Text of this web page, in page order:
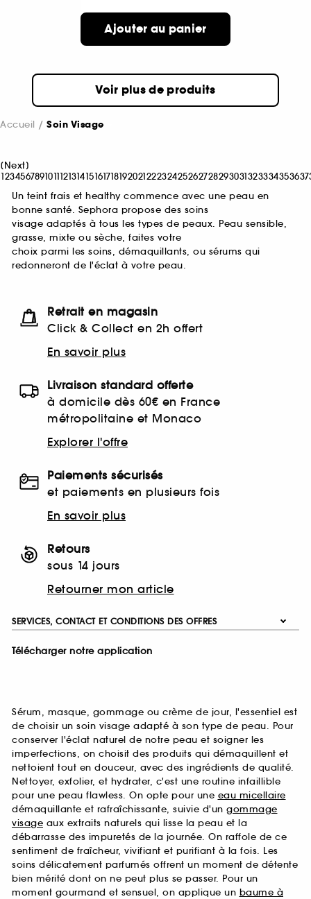
Ajouter au panier
Voir plus de produits
Accueil Soin Visage
[Next]
12345678910111213141516171819202122232425262728293031323334353637
Un teint frais et healthy commence avec une peau en
bonne santé. Sephora propose des soins
visage adaptés à tous les types de peaux. Peau sensible,
grasse, mixte ou sèche, faites votre
choix parmi les soins, démaquillants, ou sérums qui
redonneront de l'éclat à votre peau.
Retrait en magasin
Click & Collect en 2h offert
En savoir plus
Livraison standard offerte
à domicile dès 60€ en France
métropolitaine et Monaco
Explorer l'offre
Paiements sécurisés
et paiements en plusieurs fois
En savoir plus
Retours
sous 14 jours
Retourner mon article
SERVICES, CONTACT ET CONDITIONS DES OFFRES
Télécharger notre application
Sérum, masque, gommage ou crème de jour, l'essentiel est
de choisir un soin visage adapté à son type de peau. Pour
conserver l'éclat naturel de notre peau et soigner les
imperfections, on choisit des produits qui démaquillent et
nettoient tout en douceur, avec des ingrédients de qualité.
Nettoyer, exfolier, et hydrater, c'est une routine infaillible
pour une peau flawless. On opte pour une eau micellaire
démaquillante et rafraîchissante, suivie d'un gommage
visage aux extraits naturels qui lisse la peau et la
débarrasse des impuretés de la journée. On raffole de ce
sentiment de fraîcheur, vivifiant et purifiant à la fois. Les
soins délicatement parfumés offrent un moment de détente
bien mérité dont on ne peut plus se passer. Pour un
moment gourmand et sensuel, on applique un baume à